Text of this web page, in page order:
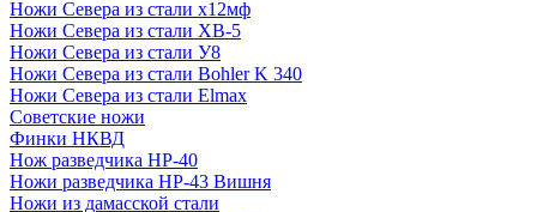
Ножи Севера из стали х12мф
Ножи Севера из стали ХВ-5
Ножи Севера из стали У8
Ножи Севера из стали Bohler K 340
Ножи Севера из стали Elmax
Советские ножи
Финки НКВД
Нож разведчика НР-40
Ножи разведчика НР-43 Вишня
Ножи из дамасской стали